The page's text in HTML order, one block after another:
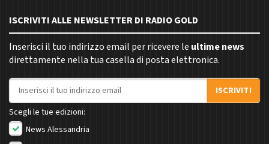
ISCRIVITI ALLE NEWSLETTER DI RADIO GOLD
Inserisci il tuo indirizzo email per ricevere le ultime news
direttamente nella tua casella di posta elettronica.
Indirizzo email
ISCRIVITI
Scegli le tue edizioni:
News Alessandria